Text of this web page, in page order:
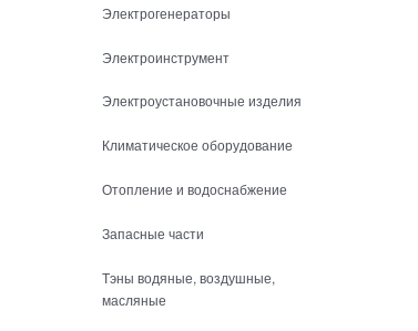
Электрогенераторы
Электроинструмент
Электроустановочные изделия
Климатическое оборудование
Отопление и водоснабжение
Запасные части
Тэны водяные, воздушные,
масляные